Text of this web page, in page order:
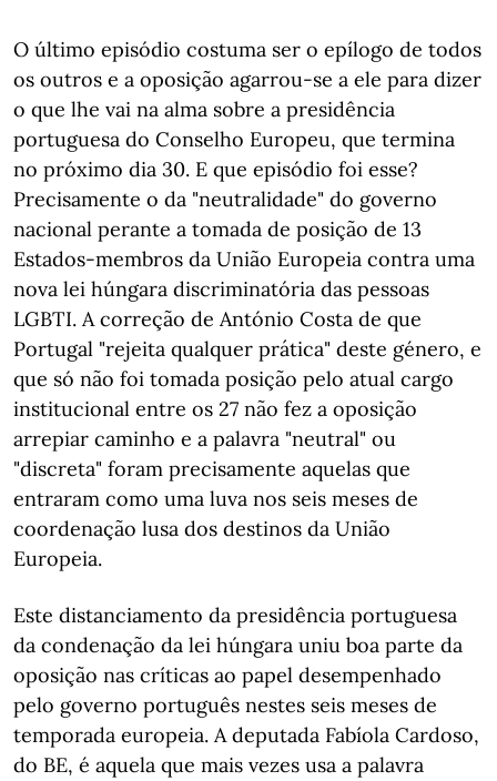
O último episódio costuma ser o epílogo de todos
os outros e a oposição agarrou-se a ele para dizer
o que lhe vai na alma sobre a presidência
portuguesa do Conselho Europeu, que termina
no próximo dia 30. E que episódio foi esse?
Precisamente o da "neutralidade" do governo
nacional perante a tomada de posição de 13
Estados-membros da União Europeia contra uma
nova lei húngara discriminatória das pessoas
LGBTI. A correção de António Costa de que
Portugal "rejeita qualquer prática" deste género, e
que só não foi tomada posição pelo atual cargo
institucional entre os 27 não fez a oposição
arrepiar caminho e a palavra "neutral" ou
"discreta" foram precisamente aquelas que
entraram como uma luva nos seis meses de
coordenação lusa dos destinos da União
Europeia.
Este distanciamento da presidência portuguesa
da condenação da lei húngara uniu boa parte da
oposição nas críticas ao papel desempenhado
pelo governo português nestes seis meses de
temporada europeia. A deputada Fabíola Cardoso,
do BE, é aquela que mais vezes usa a palavra